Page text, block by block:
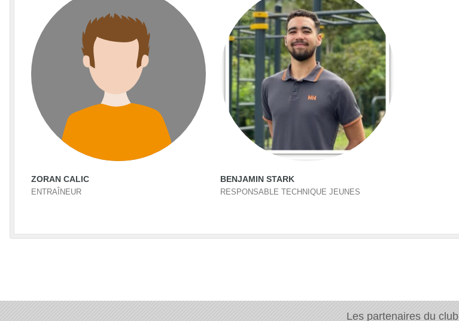
ZORAN CALIC
ENTRAÎNEUR
BENJAMIN STARK
RESPONSABLE TECHNIQUE JEUNES
Les partenaires du club